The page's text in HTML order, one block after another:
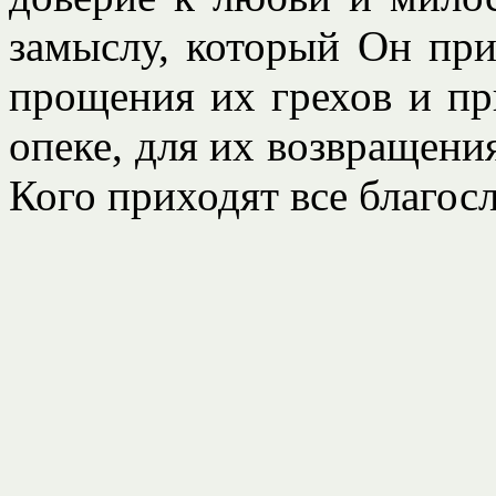
замыслу, который Он
прощения их грехов и
опеке, для их
Кого приходят все